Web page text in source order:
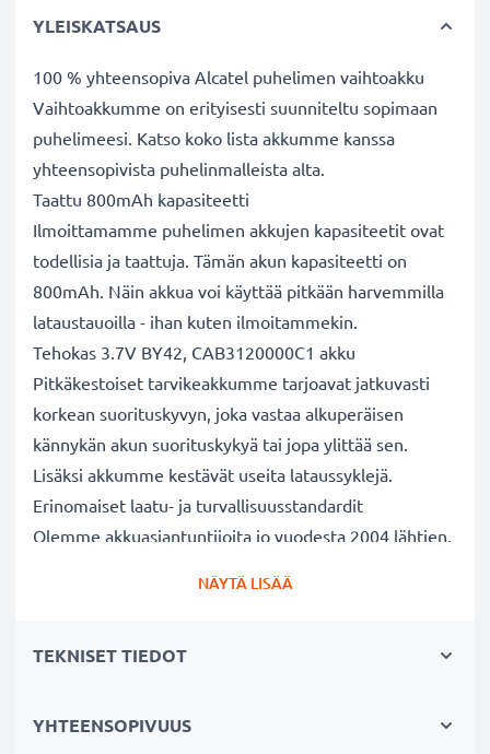
YLEISKATSAUS
100 % yhteensopiva Alcatel puhelimen vaihtoakku
Vaihtoakkumme on erityisesti suunniteltu sopimaan
puhelimeesi. Katso koko lista akkumme kanssa
yhteensopivista puhelinmalleista alta.
Taattu 800mAh kapasiteetti
Ilmoittamamme puhelimen akkujen kapasiteetit ovat
todellisia ja taattuja. Tämän akun kapasiteetti on
800mAh. Näin akkua voi käyttää pitkään harvemmilla
lataustauoilla - ihan kuten ilmoitammekin.
Tehokas 3.7V BY42, CAB3120000C1 akku
Pitkäkestoiset tarvikeakkumme tarjoavat jatkuvasti
korkean suorituskyvyn, joka vastaa alkuperäisen
kännykän akun suorituskykyä tai jopa ylittää sen.
Lisäksi akkumme kestävät useita lataussyklejä.
Erinomaiset laatu- ja turvallisuusstandardit
Olemme akkuasiantuntijoita jo vuodesta 2004 lähtien.
Kestävä valinta
laitettasi. Fiksumpi, edullisempi ja
NÄYTÄ LISÄÄ
TEKNISET TIEDOT
YHTEENSOPIVUUS